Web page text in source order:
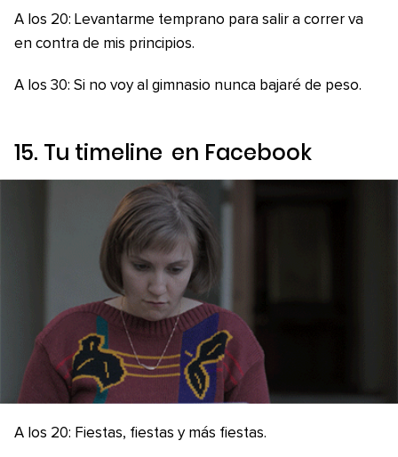
A los 20: Levantarme temprano para salir a correr va
en contra de mis principios.
A los 30: Si no voy al gimnasio nunca bajaré de peso.
15. Tu timeline en Facebook
A los 20: Fiestas, fiestas y más fiestas.